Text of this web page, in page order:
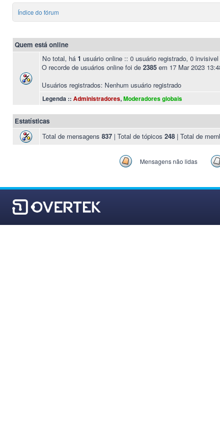
Índice do fórum
Quem está online
No total, há 1 usuário online :: 0 usuário registrado, 0
O recorde de usuários online foi de 2385 em 17 Mar 2023
Usuários registrados: Nenhum usuário registrado
Legenda :: Administradores,Moderadores globais
Estatísticas
Total de mensagens 837 | Total de tópicos 248 | Total de
Mensagens não lidas